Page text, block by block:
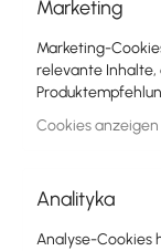
GPON
LAN-Kabel
LAN-Router
Marketing
Marketing-
relevante Inhalte,
Cookies anzeigen
Analityka
Analyse-Cookies